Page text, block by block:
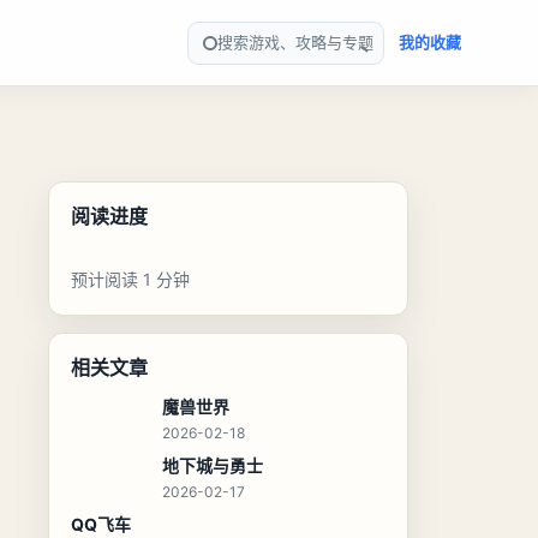
搜索游戏、攻略与专题 我的收藏
阅读进度
预计阅读 1 分钟
相关文章
魔兽世界
2026-02-18
地下城与勇士
2026-02-17
QQ飞车